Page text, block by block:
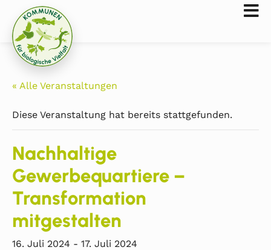
« Alle Veranstaltungen
Diese Veranstaltung hat bereits stattgefunden.
Nachhaltige
Gewerbequartiere –
Transformation
mitgestalten
16. Juli 2024 - 17. Juli 2024